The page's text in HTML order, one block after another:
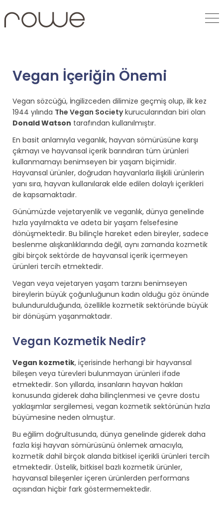
Vegan İçeriğin Önemi
Vegan sözcüğü, İngilizceden dilimize geçmiş olup, ilk kez
1944 yılında The Vegan Societykurucularından biri olan
Donald Watson tarafından kullanılmıştır.
En basit anlamıyla veganlık, hayvan sömürüsüne karşı
çıkmayı ve hayvansal içerik barındıran tüm ürünleri
kullanmamayı benimseyen bir yaşam biçimidir.
Hayvansal ürünler, doğrudan hayvanlarla ilişkili ürünlerin
yanı sıra, hayvan kullanılarak elde edilen dolaylı içerikleri
de kapsamaktadır.
Günümüzde vejetaryenlik ve veganlık, dünya genelinde
hızla yayılmakta ve adeta bir yaşam felsefesine
dönüşmektedir. Bu bilinçle hareket eden bireyler, sadece
beslenme alışkanlıklarında değil, aynı zamanda kozmetik
gibi birçok sektörde de hayvansal içerik içermeyen
ürünleri tercih etmektedir.
Vegan veya vejetaryen yaşam tarzını benimseyen
bireylerin büyük çoğunluğunun kadın olduğu göz önünde
bulundurulduğunda, özellikle kozmetik sektöründe büyük
bir dönüşüm yaşanmaktadır.
Vegan Kozmetik Nedir?
Vegan kozmetik, içerisinde herhangi bir hayvansal
bileşen veya türevleri bulunmayan ürünleri ifade
etmektedir. Son yıllarda, insanların hayvan hakları
konusunda giderek daha bilinçlenmesi ve çevre dostu
yaklaşımlar sergilemesi, vegan kozmetik sektörünün hızla
büyümesine neden olmuştur.
Bu eğilim doğrultusunda, dünya genelinde giderek daha
fazla kişi hayvan sömürüsünü önlemek amacıyla,
kozmetik dahil birçok alanda bitkisel içerikli ürünleri tercih
etmektedir. Üstelik, bitkisel bazlı kozmetik ürünler,
hayvansal bileşenler içeren ürünlerden performans
açısından hiçbir fark göstermemektedir.